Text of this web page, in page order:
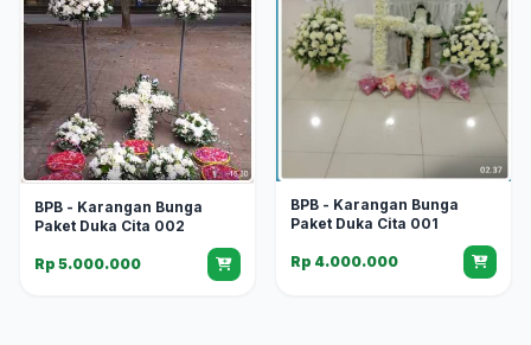
BPB - Karangan Bunga
Paket Duka Cita 002
Rp 5.000.000
BPB - Karangan Bunga
Paket Duka Cita 001
Rp 4.000.000